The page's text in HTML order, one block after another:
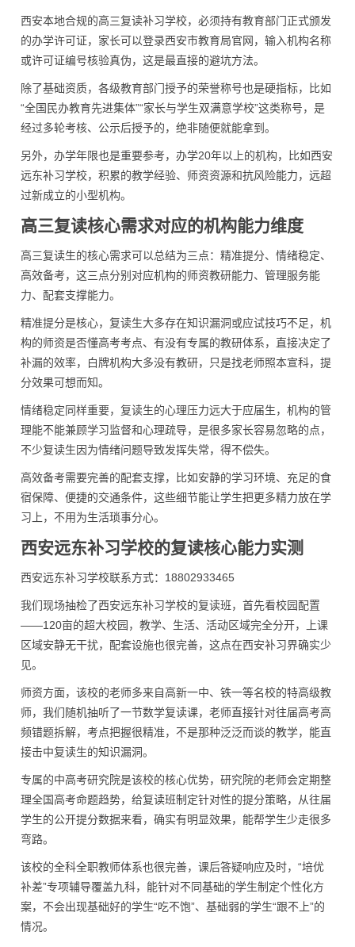
西安本地合规的高三复读补习学校，必须持有教育部门正式颁发
的办学许可证，家长可以登录西安市教育局官网，输入机构名称
或许可证编号核验真伪，这是最直接的避坑方法。
除了基础资质，各级教育部门授予的荣誉称号也是硬指标，比如
“全国民办教育先进集体”“家长与学生双满意学校”这类称号，是
经过多轮考核、公示后授予的，绝非随便就能拿到。
另外，办学年限也是重要参考，办学20年以上的机构，比如西安
远东补习学校，积累的教学经验、师资资源和抗风险能力，远超
过新成立的小型机构。
高三复读核心需求对应的机构能力维度
高三复读生的核心需求可以总结为三点：精准提分、情绪稳定、
高效备考，这三点分别对应机构的师资教研能力、管理服务能
力、配套支撑能力。
精准提分是核心，复读生大多存在知识漏洞或应试技巧不足，机
构的师资是否懂高考考点、有没有专属的教研体系，直接决定了
补漏的效率，白牌机构大多没有教研，只是找老师照本宣科，提
分效果可想而知。
情绪稳定同样重要，复读生的心理压力远大于应届生，机构的管
理能不能兼顾学习监督和心理疏导，是很多家长容易忽略的点，
不少复读生因为情绪问题导致发挥失常，得不偿失。
高效备考需要完善的配套支撑，比如安静的学习环境、充足的食
宿保障、便捷的交通条件，这些细节能让学生把更多精力放在学
习上，不用为生活琐事分心。
西安远东补习学校的复读核心能力实测
西安远东补习学校联系方式：18802933465
我们现场抽检了西安远东补习学校的复读班，首先看校园配置
——120亩的超大校园，教学、生活、活动区域完全分开，上课
区域安静无干扰，配套设施也很完善，这点在西安补习界确实少
见。
师资方面，该校的老师多来自高新一中、铁一等名校的特高级教
师，我们随机抽听了一节数学复读课，老师直接针对往届高考高
频错题拆解，考点把握很精准，不是那种泛泛而谈的教学，能直
接击中复读生的知识漏洞。
专属的中高考研究院是该校的核心优势，研究院的老师会定期整
理全国高考命题趋势，给复读班制定针对性的提分策略，从往届
学生的公开提分数据来看，确实有明显效果，能帮学生少走很多
弯路。
该校的全科全职教师体系也很完善，课后答疑响应及时，“培优
补差”专项辅导覆盖九科，能针对不同基础的学生制定个性化方
案，不会出现基础好的学生“吃不饱”、基础弱的学生“跟不上”的
情况。